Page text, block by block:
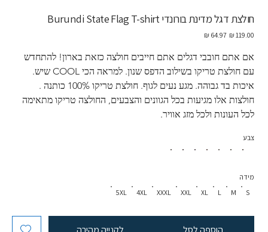
חולצת דגל מדינת בורונדי Burundi State Flag T-shirt
מחיר
מחיר
‏64.97 ‏₪
אם אתם חובבי דגלים אתם חייבים חולצה כזאת בארון! להתחדש
עם חולצת טריקו בשילוב הדפס שנון. למראה הכי COOL שיש.
איכות בד גבוהה. מגע נעים לגוף. חולצת טריקו 100% כותנה .
חולצות אלו מגיעות בכל הגוונים והצבעים, החולצה טריקו מתאימה
לכל העונות ולכל מזג אוויר.
צבע
S
M
L
XL
XXL
XXXL
4XL
5XL
מידה